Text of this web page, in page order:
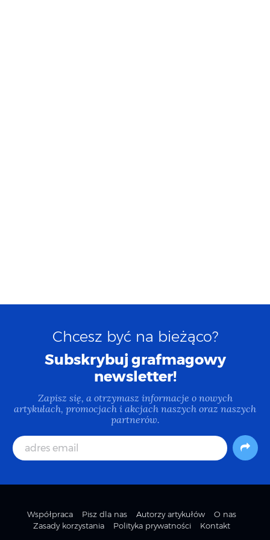
Chcesz być na bieżąco?
Subskrybuj grafmagowy
newsletter!
Zapisz się, a otrzymasz informacje o nowych
artykułach, promocjach i akcjach naszych oraz naszych
partnerów.
Współpraca Pisz dla nas Autorzy artykułów
O nas
Zasady korzystania
Polityka prywatności
Kontakt